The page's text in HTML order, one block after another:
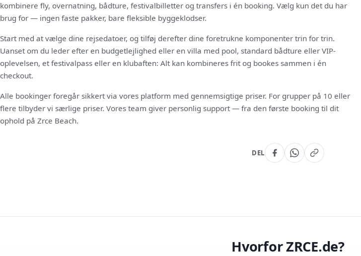
kombinere fly, overnatning, bådture, festivalbilletter og transfers i én booking. Vælg kun det du har
brug for — ingen faste pakker, bare fleksible byggeklodser.
Start med at vælge dine rejsedatoer, og tilføj derefter dine foretrukne komponenter trin for trin.
Uanset om du leder efter en budgetlejlighed eller en villa med pool, standard bådture eller VIP-
oplevelsen, et festivalpass eller en klubaften: Alt kan kombineres frit og bookes sammen i én
checkout.
Alle bookinger foregår sikkert via vores platform med gennemsigtige priser. For grupper på 10 eller
flere tilbyder vi særlige priser. Vores team giver personlig support — fra den første booking til dit
ophold på Zrce Beach.
DEL
Hvorfor ZRCE.de?